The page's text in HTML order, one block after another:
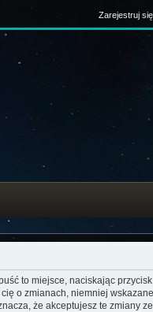
Zarejestruj się
to miejsce, naciskając przycisk
o zmianach, niemniej
że akceptujesz te zmiany